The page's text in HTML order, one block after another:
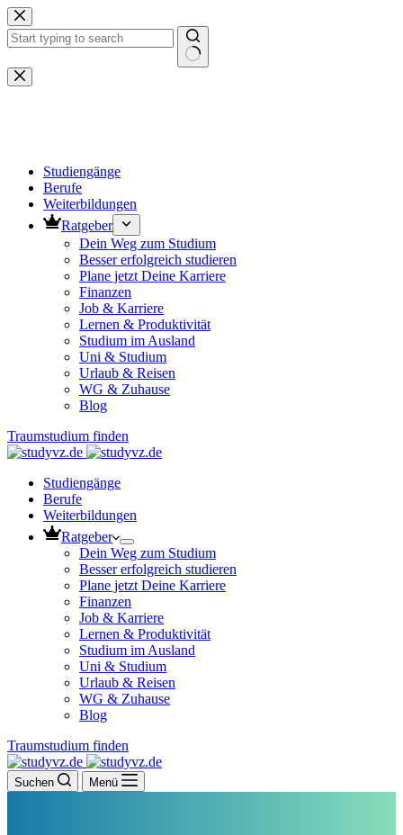
Zum
Inhalt
springen
Keine
Ergebnisse
Studiengänge
Berufe
Weiterbildungen
Ratgeber
Dein Weg zum Studium
Besser erfolgreich studieren
Plane jetzt Deine Karriere
Finanzen
Job & Karriere
Lernen & Produktivität
Studium im Ausland
Uni & Studium
Urlaub & Reisen
WG & Zuhause
Blog
Traumstudium finden
Studiengänge
Berufe
Weiterbildungen
Ratgeber
Dein Weg zum Studium
Besser erfolgreich studieren
Plane jetzt Deine Karriere
Finanzen
Job & Karriere
Lernen & Produktivität
Studium im Ausland
Uni & Studium
Urlaub & Reisen
WG & Zuhause
Blog
Traumstudium finden
Suchen Menü